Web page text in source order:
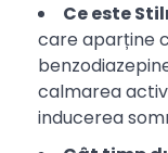
Ce este
care aparține
calmarea
inducerea